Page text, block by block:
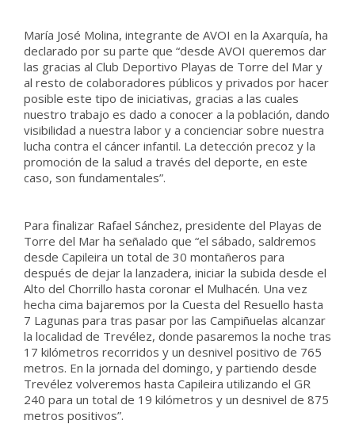
María José Molina, integrante de AVOI en la Axarquía, ha
declarado por su parte que “desde AVOI queremos dar
las gracias al Club Deportivo Playas de Torre del Mar y
al resto de colaboradores públicos y privados por hacer
posible este tipo de iniciativas, gracias a las cuales
nuestro trabajo es dado a conocer a la población, dando
visibilidad a nuestra labor y a concienciar sobre nuestra
lucha contra el cáncer infantil. La detección precoz y la
promoción de la salud a través del deporte, en este
caso, son fundamentales”.
Para finalizar Rafael Sánchez, presidente del Playas de
Torre del Mar ha señalado que “el sábado, saldremos
desde Capileira un total de 30 montañeros para
después de dejar la lanzadera, iniciar la subida desde el
Alto del Chorrillo hasta coronar el Mulhacén. Una vez
hecha cima bajaremos por la Cuesta del Resuello hasta
7 Lagunas para tras pasar por las Campiñuelas alcanzar
la localidad de Trevélez, donde pasaremos la noche tras
17 kilómetros recorridos y un desnivel positivo de 765
metros. En la jornada del domingo, y partiendo desde
Trevélez volveremos hasta Capileira utilizando el GR
240 para un total de 19 kilómetros y un desnivel de 875
metros positivos”.